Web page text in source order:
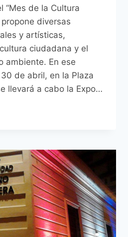
“Mes de la Cultura
diversas
y artísticas,
ciudadana y el
ambiente. En ese
de abril, en la Plaza
llevará a cabo la Expo…